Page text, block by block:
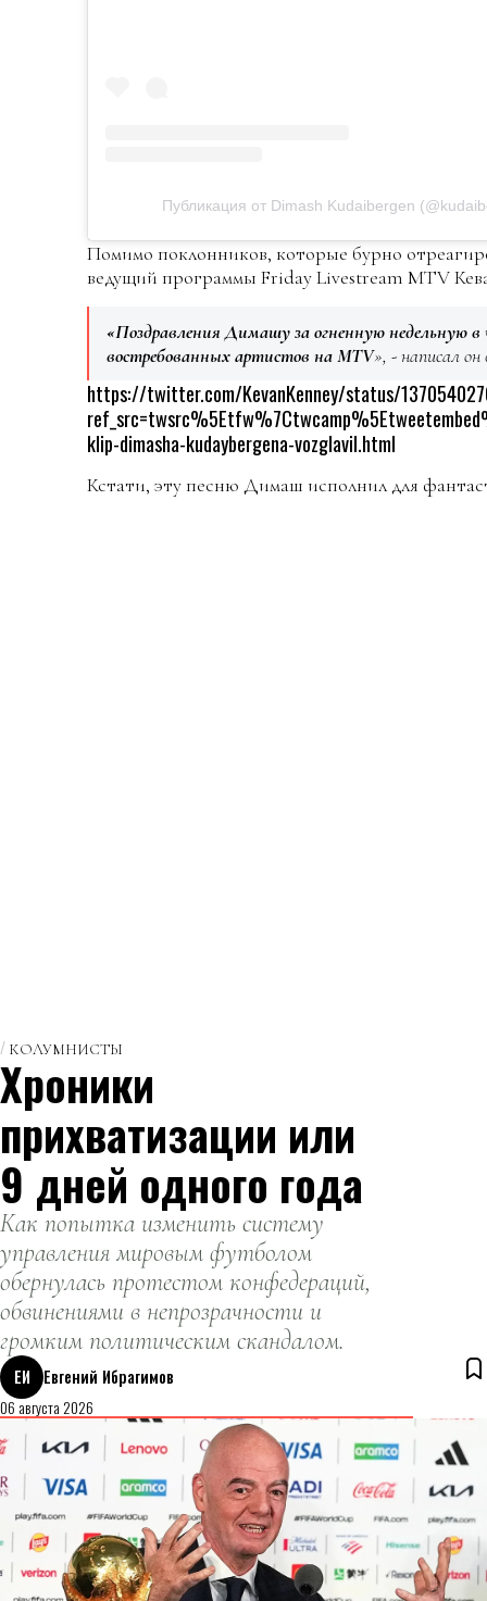
Публикация от Dimash Kudaibergen
Помимо поклонников, которые бурно
ведущий программы Friday Livestream MTV
«Поздравления Димашу за огненную недельную
востребованных артистов на MTV», - написал
https://twitter.com/KevanKenney/status/
klip-dimasha-kudaybergena-vozglavil.html
Кстати, эту песню Димаш исполнил для
КОЛУМНИСТЫ
Хроники
прихватизации или
9 дней одного года
Как попытка изменить систему
управления мировым футболом
обернулась протестом конфедераций,
обвинениями в непрозрачности и
громким политическим скандалом.
ЕИ
Евгений Ибрагимов
06 августа 2026